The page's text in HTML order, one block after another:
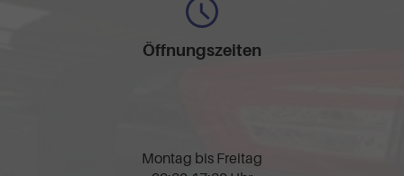
Öffnungszeiten
Montag bis Freitag